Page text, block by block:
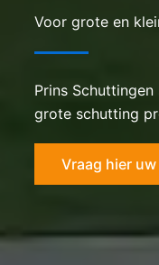
Voor grote en
Prins
grote schutting
Vraag hier